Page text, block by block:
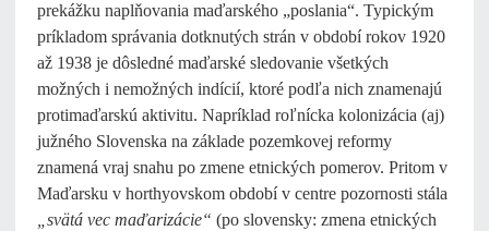
prekážku naplňovania maďarského „poslania“. Typickým
príkladom správania dotknutých strán v období rokov 1920
až 1938 je dôsledné maďarské sledovanie všetkých
možných i nemožných indícií, ktoré podľa nich znamenajú
protimaďarskú aktivitu. Napríklad roľnícka kolonizácia (aj)
južného Slovenska na základe pozemkovej reformy
znamená vraj snahu po zmene etnických pomerov. Pritom v
Maďarsku v horthyovskom období v centre pozornosti stála
„svätá vec maďarizácie“ (po slovensky: zmena etnických